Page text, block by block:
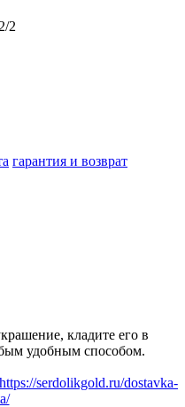
2
гарантия и возврат
кладите его в
удобным способом.
https://serdolikgold.ru/dostavka-